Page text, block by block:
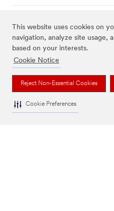
This website uses cookies on
navigation, analyze site usage,
based on your interests.
Cookie Notice
Reject Non-Essential Cookies
Cookie Preferences
Spróbuj
ponownie
później
REGULACJE
POMOC